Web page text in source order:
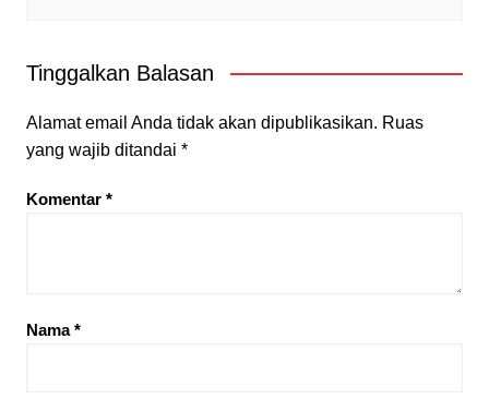
Tinggalkan Balasan
Alamat email Anda tidak akan dipublikasikan. Ruas
yang wajib ditandai *
Komentar *
Nama*